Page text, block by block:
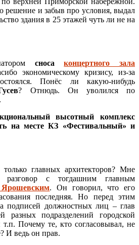
решение и забыв про условия, выдал
здания в 25 этажей чуть ли не на
сносаконцертного зала
экономическому кризису, из-за
Понёс ли какую-нибудь
? Отнюдь. Он уволился по
высотный комплекс
на месте КЗ «Фестивальный» и
главных архитекторов? Мне
разговор с тогдашним главным
. Он говорил, что его
последняя. Но перед этим
подписей должностных лиц – глав
разных подразделений городской
Почему те, кто согласовывал, не
И ведь он прав.